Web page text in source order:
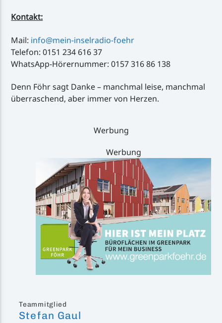
Kontakt:
Mail: info@mein-inselradio-foehr
Telefon: 0151 234 616 37
WhatsApp-Hörernummer: 0157 316 86 138
Denn Föhr sagt Danke – manchmal leise, manchmal
überraschend, aber immer von Herzen.
Werbung
Werbung
Teammitglied
Stefan Gaul